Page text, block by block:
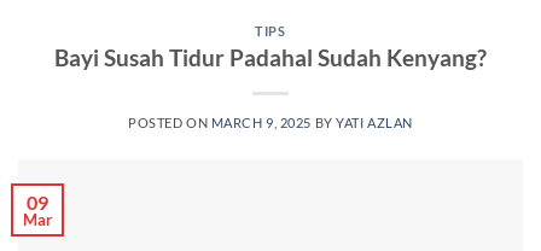
TIPS
Bayi Susah Tidur Padahal Sudah Kenyang?
POSTED ON MARCH 9, 2025 BYYATI AZLAN
09
Mar